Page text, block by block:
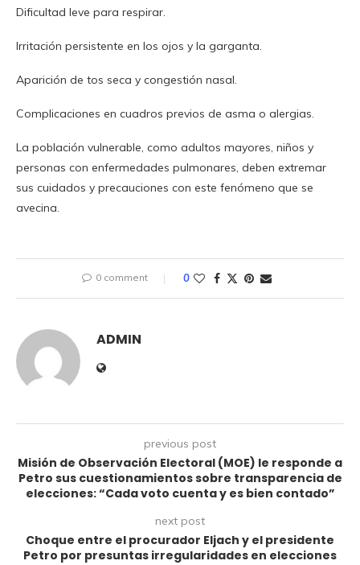
Dificultad leve para respirar.
Irritación persistente en los ojos y la garganta.
Aparición de tos seca y congestión nasal.
Complicaciones en cuadros previos de asma o alergias.
La población vulnerable, como adultos mayores, niños y
personas con enfermedades pulmonares, deben extremar
sus cuidados y precauciones con este fenómeno que se
avecina.
0 comment 0
ADMIN
previous post
Misión de Observación Electoral (MOE) le responde a
Petro sus cuestionamientos sobre transparencia de
elecciones: “Cada voto cuenta y es bien contado”
next post
Choque entre el procurador Eljach y el presidente
Petro por presuntas irregularidades en elecciones